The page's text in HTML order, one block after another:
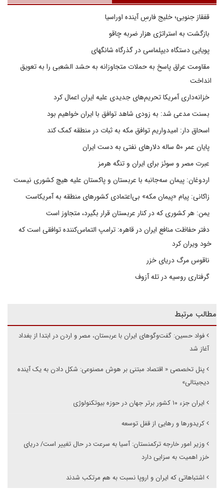
قفقاز جنوبی؛ خلیج فارسِ آینده اوراسیا
بازگشت به استراتژی هزار ضربه چاقو
پویایی دستگاه دیپلماسی در گذرگاه شانگهای
مقاومت عراق پاسخ به حملات متجاوزانه به حشد الشعبی را به تعویق
انداخت
خزانه‌داری آمریکا تحریم‌های جدیدی علیه ایران اعمال کرد
بسنت مدعی شد: به زودی شاهد توافق با ایران خواهیم بود
اسحاق دار: امیدواریم توافق مکه به ثبات در منطقه کمک کند
پایان عمر ۵۰ ساله دلارهای نفتی به دست ایران
عبرت مصر و سوئز برای ایران و تنگه هرمز
اردوغان: پیمان سه‌جانبه با عربستان و پاکستان علیه هیچ کشوری نیست
زاکانی: پیام «پیمان مکه» بی‌اعتمادی کشورهای منطقه به آمریکاست
یمن: هر کشوری که در کنار عربستان قرار بگیرد، متجاوز است
دفتر حفاظت منافع ایران در قاهره: ترامپ التماس‌کننده توافقی است که
خود ویران کرد
ناقوس مرگ دریای خزر
گرفتاری روسیه در تله آزوف
مطالب مرتبط
فواد حسین: گفت‌وگوهای ایران با عربستان، مصر و اردن در ابتدا از بغداد
آغاز شد
پنل تخصصی « اقتصاد مبتنی بر هوش مصنوعی: شکل دادن به یک آینده
دیجیتالی»
ایران جزء ۱۰ کشور برتر جهان در حوزه بیوتکنولوژی
کریدورها و رهایی از قفل توسعه
وزیر امور خارجه ترکمنستان: آسیا به سرعت در حال تغییر است/ دریای
خزر اهمیت به سزایی دارد
اشتباهاتی که ایران و اروپا نسبت به هم مرتکب شدند